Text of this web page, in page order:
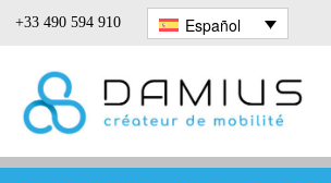
+33 490 594 910 Español